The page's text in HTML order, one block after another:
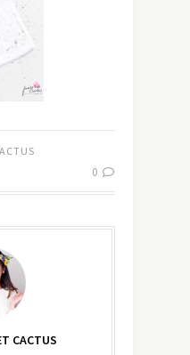
0
CACTUS